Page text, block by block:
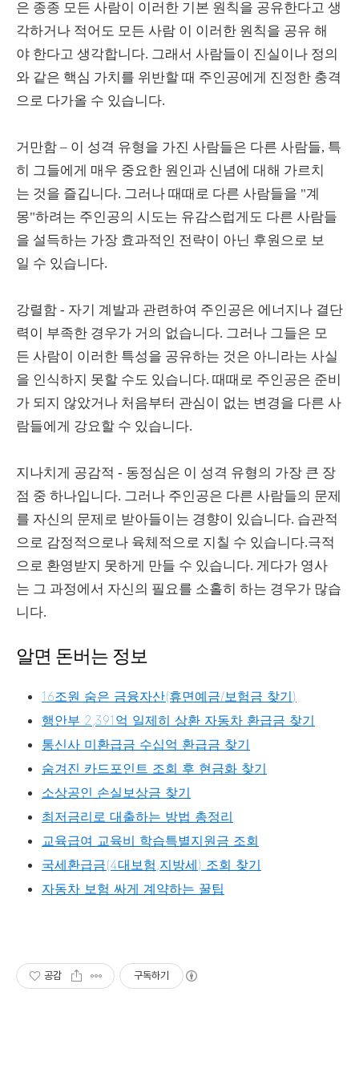
은 종종 모든 사람이 이러한 기본 원칙을 공유한다고 생
각하거나 적어도 모든 사람 이 이러한 원칙을 공유 해
야 한다고 생각합니다. 그래서 사람들이 진실이나 정의
와 같은 핵심 가치를 위반할 때 주인공에게 진정한 충격
으로 다가올 수 있습니다.
거만함 – 이 성격 유형을 가진 사람들은 다른 사람들, 특
히 그들에게 매우 중요한 원인과 신념에 대해 가르치
는 것을 즐깁니다. 그러나 때때로 다른 사람들을 "계
몽"하려는 주인공의 시도는 유감스럽게도 다른 사람들
을 설득하는 가장 효과적인 전략이 아닌 후원으로 보
일 수 있습니다.
강렬함 - 자기 계발과 관련하여 주인공은 에너지나 결단
력이 부족한 경우가 거의 없습니다. 그러나 그들은 모
든 사람이 이러한 특성을 공유하는 것은 아니라는 사실
을 인식하지 못할 수도 있습니다. 때때로 주인공은 준비
가 되지 않았거나 처음부터 관심이 없는 변경을 다른 사
람들에게 강요할 수 있습니다.
지나치게 공감적 - 동정심은 이 성격 유형의 가장 큰 장
점 중 하나입니다. 그러나 주인공은 다른 사람들의 문제
를 자신의 문제로 받아들이는 경향이 있습니다. 습관적
으로 감정적으로나 육체적으로 지칠 수 있습니다.극적
으로 환영받지 못하게 만들 수 있습니다. 게다가 영사
는 그 과정에서 자신의 필요를 소홀히 하는 경우가 많습
니다.
알면 돈버는 정보
16조원 숨은 금융자산(휴면예금/보험금 찾기)
행안부 2,391억 일제히 상환 자동차 환급금 찾기
통신사 미환급금 수십억 환급금 찾기
숨겨진 카드포인트 조회 후 현금화 찾기
소상공인 손실보상금 찾기
최저금리로 대출하는 방법 총정리
교육급여 교육비 학습특별지원금 조회
국세환급금(4대보험,지방세) 조회 찾기
자동차 보험 싸게 계약하는 꿀팁
공감 구독하기